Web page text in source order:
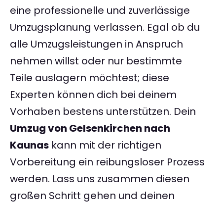
eine professionelle und zuverlässige
Umzugsplanung verlassen. Egal ob du
alle Umzugsleistungen in Anspruch
nehmen willst oder nur bestimmte
Teile auslagern möchtest; diese
Experten können dich bei deinem
Vorhaben bestens unterstützen. Dein
Umzug von Gelsenkirchen nach
Kaunas kann mit der richtigen
Vorbereitung ein reibungsloser Prozess
werden. Lass uns zusammen diesen
großen Schritt gehen und deinen